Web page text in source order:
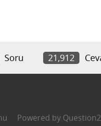
Soru 21,912
Powered by